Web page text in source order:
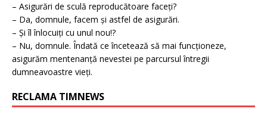
– Asigurări de sculă reproducătoare faceți?
– Da, domnule, facem și astfel de asigurări.
– Și îl înlocuiți cu unul nou!?
– Nu, domnule. Îndată ce încetează să mai funcționeze,
asigurăm mentenanță nevestei pe parcursul întregii
dumneavoastre vieți.
RECLAMA TIMNEWS